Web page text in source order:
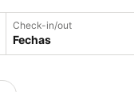
Check-in/out
Fechas